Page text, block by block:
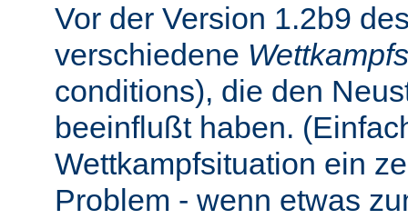
Vor der Version 1.2b9
verschiedene
conditions), die den
beeinflußt haben.
Wettkampfsituation ein
Problem - wenn etwas